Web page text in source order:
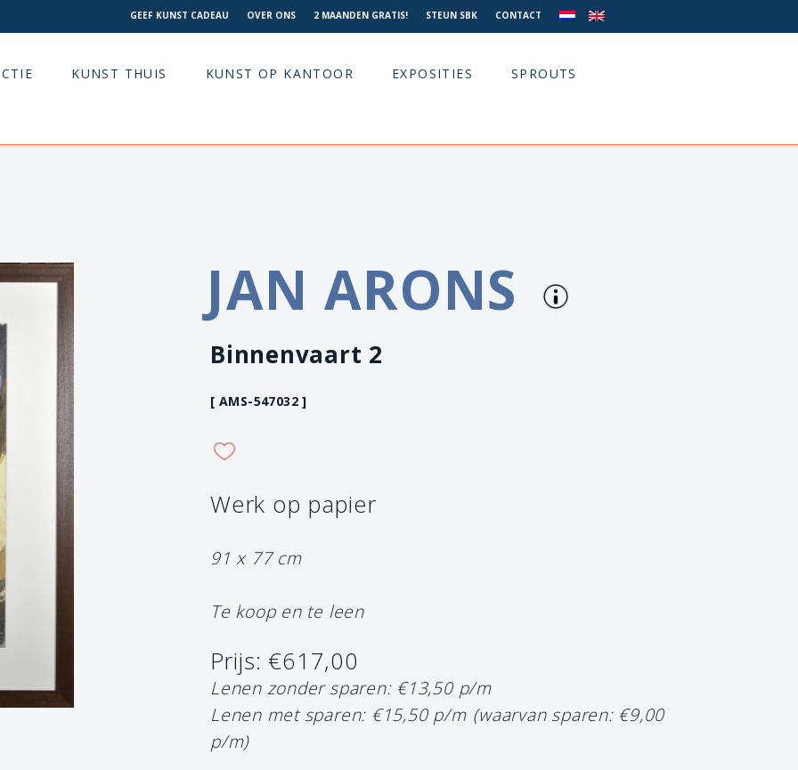
GEEF KUNST CADEAU OVER ONS 2 MAANDEN GRATIS! STEUN SBK CONTACT
KUNST THUIS KUNST OP KANTOOR EXPOSITIES SPROUTS
JAN ARONS
Binnenvaart 2
[ AMS-547032 ]
Werk op papier
91 x 77 cm
Te koop en te leen
Prijs: €617,00
Lenen zonder sparen: €13,50 p/m
Lenen met sparen: €15,50 p/m (waarvan sparen: €9,00
p/m)